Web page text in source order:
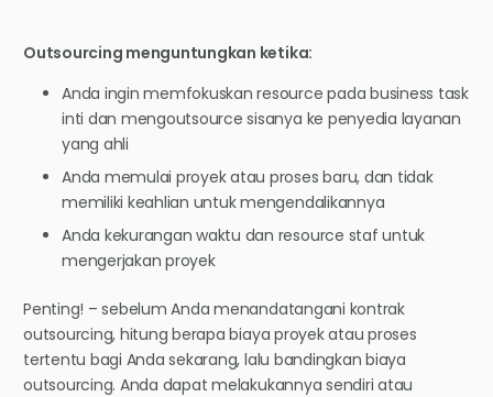
Outsourcing menguntungkan ketika:
Anda ingin memfokuskan resource pada business task
inti dan mengoutsource sisanya ke penyedia layanan
yang ahli
Anda memulai proyek atau proses baru, dan tidak
memiliki keahlian untuk mengendalikannya
Anda kekurangan waktu dan resource staf untuk
mengerjakan proyek
Penting! – sebelum Anda menandatangani kontrak
outsourcing, hitung berapa biaya proyek atau proses
tertentu bagi Anda sekarang, lalu bandingkan biaya
outsourcing. Anda dapat melakukannya sendiri atau